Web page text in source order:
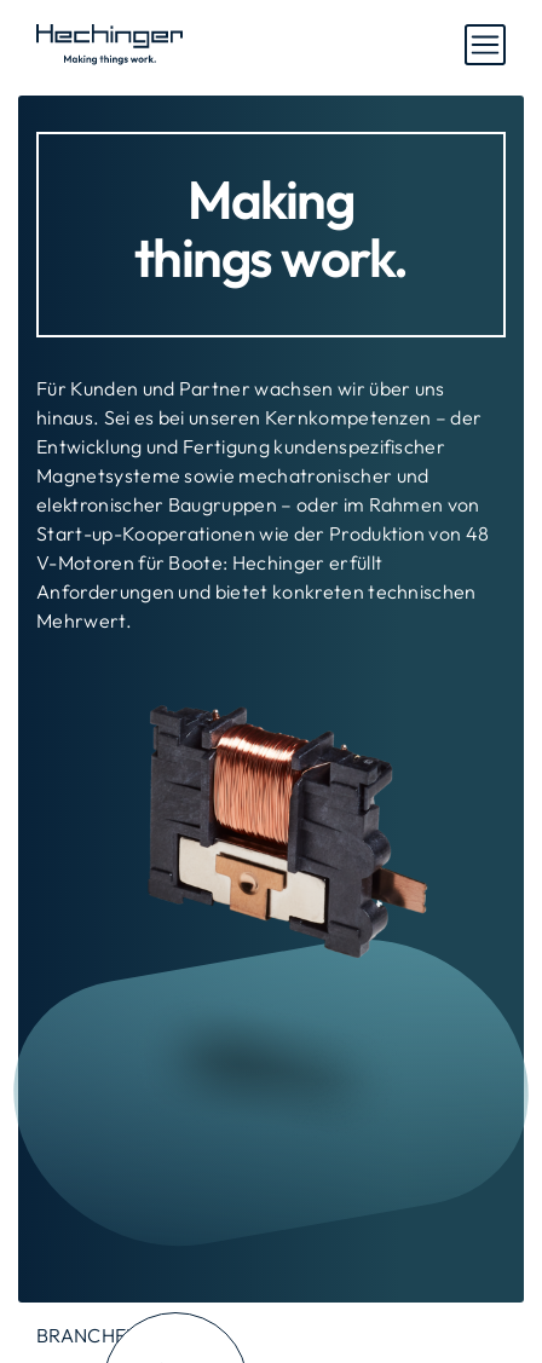
Making
things work.
Für Kunden und Partner wachsen wir über uns
hinaus. Sei es bei unseren Kernkompetenzen – der
Entwicklung und Fertigung kundenspezifischer
Magnetsysteme sowie mechatronischer und
elektronischer Baugruppen – oder im Rahmen von
Start-up-Kooperationen wie der Produktion von 48
V-Motoren für Boote: Hechinger erfüllt
Anforderungen und bietet konkreten technischen
Mehrwert.
BRANCHEN